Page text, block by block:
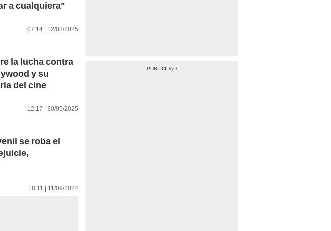
a cualquiera"
07:14 | 12/08/2025
la lucha contra
y su
del cine
12:17 | 30/05/2025
se roba el
18:11 | 11/09/2024